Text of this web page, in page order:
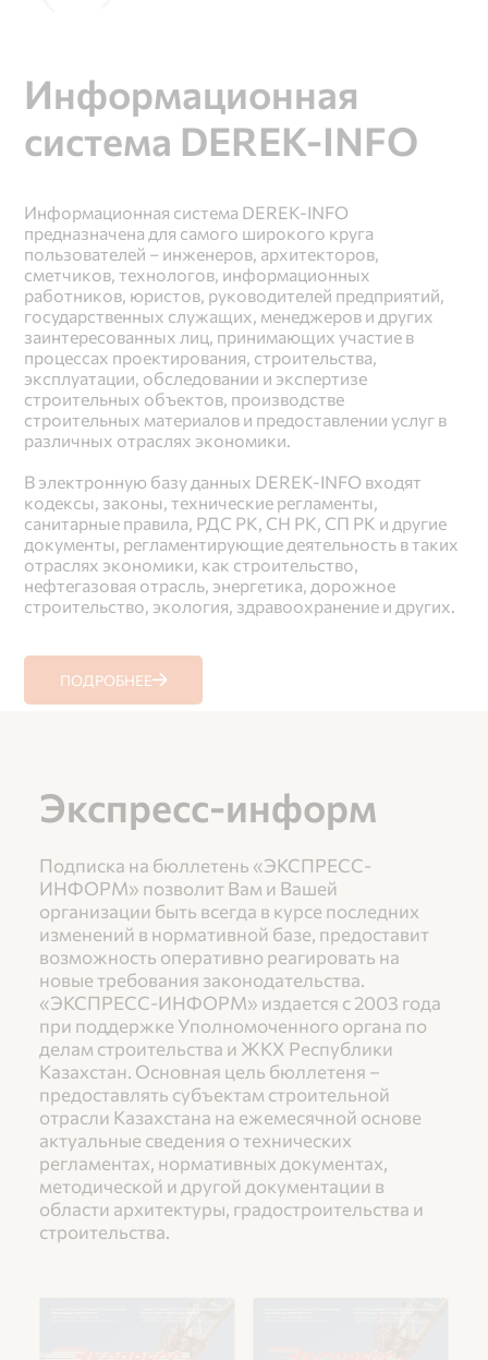
Информационная
система DEREK-INFO
Информационная система DEREK-INFO
предназначена для самого широкого круга
пользователей – инженеров, архитекторов,
сметчиков, технологов, информационных
работников, юристов, руководителей предприятий,
государственных служащих, менеджеров и других
заинтересованных лиц, принимающих участие в
процессах проектирования, строительства,
эксплуатации, обследовании и экспертизе
строительных объектов, производстве
строительных материалов и предоставлении услуг в
В электронную базу данных DEREK-INFO входят
кодексы, законы, технические регламенты,
санитарные правила, РДС РК, СН РК, СП РК и другие
документы, регламентирующие деятельность в таких
отраслях экономики, как строительство,
нефтегазовая отрасль, энергетика, дорожное
ПОДРОБНЕЕ
Экспресс-информ
Подписка на бюллетень «ЭКСПРЕСС-
ИНФОРМ» позволит Вам и Вашей
организации быть всегда в курсе последних
изменений в нормативной базе, предоставит
возможность оперативно реагировать на
новые требования законодательства.
«ЭКСПРЕСС-ИНФОРМ» издается с 2003 года
при поддержке Уполномоченного органа по
делам строительства и ЖКХ Республики
Казахстан. Основная цель бюллетеня –
предоставлять субъектам строительной
отрасли Казахстана на ежемесячной основе
актуальные сведения о технических
регламентах, нормативных документах,
методической и другой документации в
области архитектуры, градостроительства и
строительства.